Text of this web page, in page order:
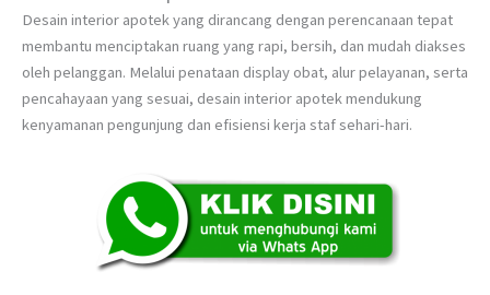
Desain interior apotek yang dirancang dengan perencanaan tepat
membantu menciptakan ruang yang rapi, bersih, dan mudah diakses
oleh pelanggan. Melalui penataan display obat, alur pelayanan, serta
pencahayaan yang sesuai, desain interior apotek mendukung
kenyamanan pengunjung dan efisiensi kerja staf sehari-hari.